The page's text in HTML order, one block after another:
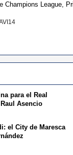
Champions League,
para el Real
Asencio
el City de Maresca